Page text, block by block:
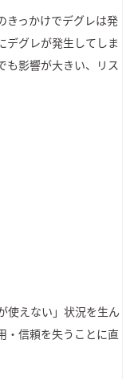
きっかけでデグレは発
デグレが発生してしま
も影響が大きい、リス
使えない」状況を生ん
・信頼を失うことに直